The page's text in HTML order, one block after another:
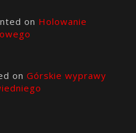
on Holowanie
on Górskie wyprawy